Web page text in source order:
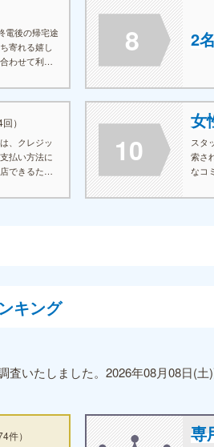
電後の帰宅途
寄れる嬉し
わせて利用
す。
8 2
回）
、クレジッ
払い方法に
できるた
るのが魅力
10
女
スタ
索さ
なコ
の
キング
査いたしました。2026年08月08日(土
件） 専